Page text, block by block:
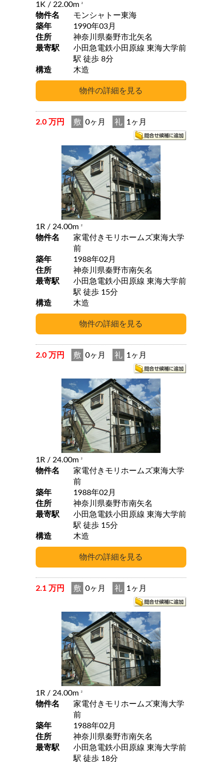
1K / 22.00m 2
物件名
モンシャトー東海
築年
1990年03月
住所
神奈川県秦野市北矢名
最寄駅
小田急電鉄小田原線 東海大学前
駅 徒歩 8分
構造
木造
2.0 万円 敷 0ヶ月 礼 1ヶ月
1R / 24.00m 2
物件名
家電付きモリホームズ東海大学
前
築年
1988年02月
住所
神奈川県秦野市南矢名
最寄駅
小田急電鉄小田原線 東海大学前
駅 徒歩 15分
構造
木造
2.0 万円 敷 0ヶ月 礼 1ヶ月
1R / 24.00m 2
物件名
家電付きモリホームズ東海大学
前
築年
1988年02月
住所
神奈川県秦野市南矢名
最寄駅
小田急電鉄小田原線 東海大学前
駅 徒歩 15分
構造
木造
2.1 万円 敷 0ヶ月 礼 1ヶ月
1R / 24.00m 2
物件名
家電付きモリホームズ東海大学
前
築年
1988年02月
住所
神奈川県秦野市南矢名
最寄駅
小田急電鉄小田原線 東海大学前
駅 徒歩 18分